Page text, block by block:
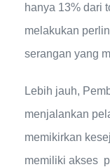
hanya 13% dari
melakukan
serangan yang
Lebih jauh,
menjalankan
memikirkan
memiliki akses